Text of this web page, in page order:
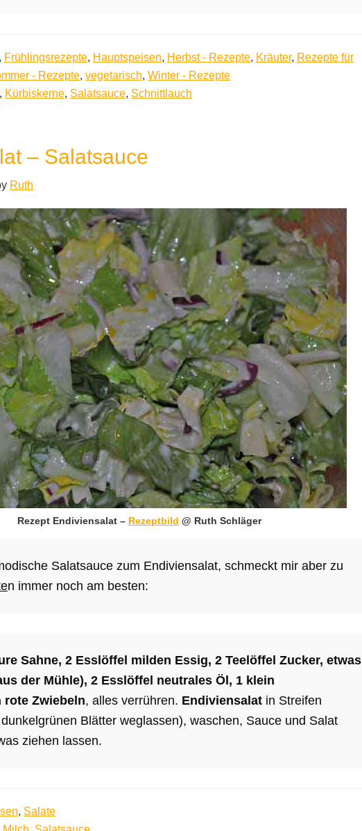
, Frühlingsrezepte, Hauptspeisen, Herbst - Rezepte, Kräuter, Rezepte für
- Rezepte, vegetarisch, Winter - Rezepte
, Kürbiskerne, Salatsauce, Schnittlauch
– Salatsauce
Ruth
Rezept Endiviensalat – Rezeptbild @ Ruth Schläger
Salatsauce zum Endiviensalat, schmeckt mir aber zu
n immer noch am besten:
Sahne, 2 Esslöffel milden Essig, 2 Teelöffel Zucker, etwas
der Mühle), 2 Esslöffel neutrales Öl, 1 klein
Zwiebeln, alles verrühren. Endiviensalat in Streifen
Blätter weglassen), waschen, Sauce und Salat
ziehen lassen.
, Salate